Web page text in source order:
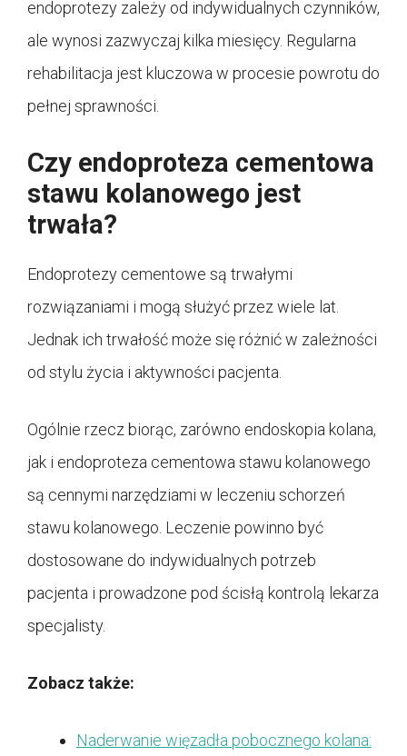
endoprotezy zależy od indywidualnych czynników,
ale wynosi zazwyczaj kilka miesięcy. Regularna
rehabilitacja jest kluczowa w procesie powrotu do
pełnej sprawności.
Czy endoproteza cementowa
stawu kolanowego jest
trwała?
Endoprotezy cementowe są trwałymi
rozwiązaniami i mogą służyć przez wiele lat.
Jednak ich trwałość może się różnić w zależności
od stylu życia i aktywności pacjenta.
Ogólnie rzecz biorąc, zarówno endoskopia kolana,
jak i endoproteza cementowa stawu kolanowego
są cennymi narzędziami w leczeniu schorzeń
stawu kolanowego. Leczenie powinno być
dostosowane do indywidualnych potrzeb
pacjenta i prowadzone pod ścisłą kontrolą lekarza
specjalisty.
Zobacz także:
Naderwanie więzadła pobocznego kolana: